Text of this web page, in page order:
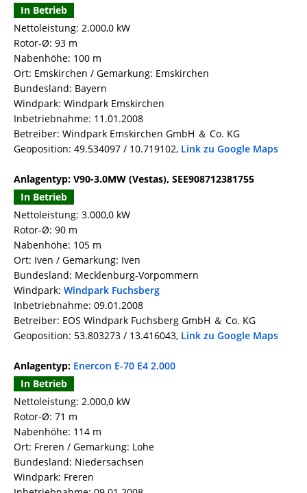
In Betrieb
Nettoleistung: 2.000,0 kW
Rotor-Ø: 93 m
Nabenhöhe: 100 m
Ort: Emskirchen / Gemarkung: Emskirchen
Bundesland: Bayern
Windpark: Windpark Emskirchen
Inbetriebnahme: 11.01.2008
Betreiber: Windpark Emskirchen GmbH ＆ Co. KG
Geoposition: 49.534097 / 10.719102, Link zu Google Maps
Anlagentyp: V90-3.0MW (Vestas), SEE908712381755
In Betrieb
Nettoleistung: 3.000,0 kW
Rotor-Ø: 90 m
Nabenhöhe: 105 m
Ort: Iven / Gemarkung: Iven
Bundesland: Mecklenburg-Vorpommern
Windpark: Windpark Fuchsberg
Inbetriebnahme: 09.01.2008
Betreiber: EOS Windpark Fuchsberg GmbH ＆ Co. KG
Geoposition: 53.803273 / 13.416043, Link zu Google Maps
Anlagentyp: Enercon E-70 E4 2.000
In Betrieb
Nettoleistung: 2.000,0 kW
Rotor-Ø: 71 m
Nabenhöhe: 114 m
Ort: Freren / Gemarkung: Lohe
Bundesland: Niedersachsen
Windpark: Freren